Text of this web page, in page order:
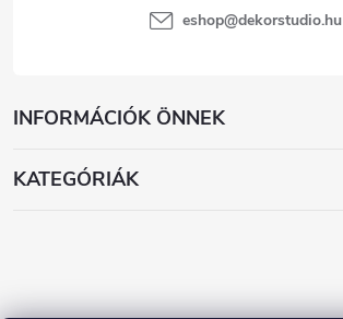
INFORMÁCIÓK ÖNNEK
KATEGÓRIÁK
eshop@dekorstudio.hu